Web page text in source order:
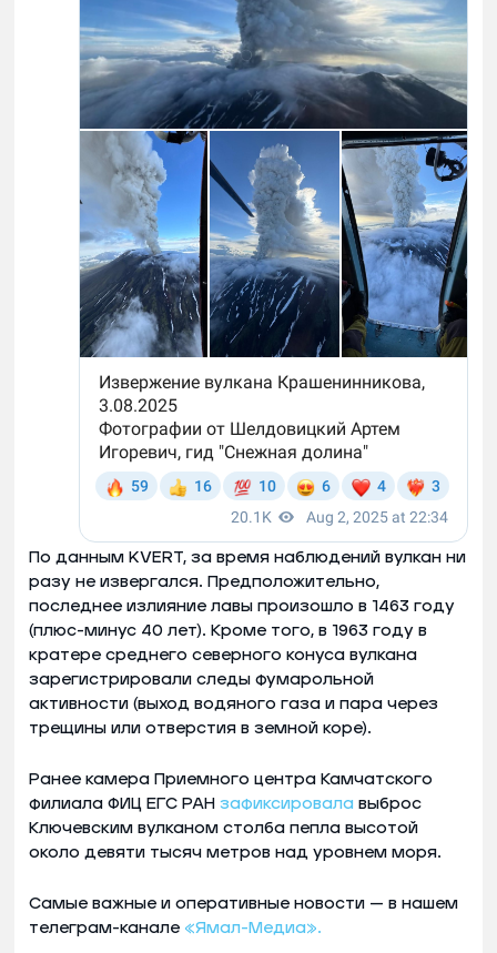
По данным KVERT, за время наблюдений вулкан ни
разу не извергался. Предположительно,
последнее излияние лавы произошло в 1463 году
(плюс-минус 40 лет). Кроме того, в 1963 году в
кратере среднего северного конуса вулкана
зарегистрировали следы фумарольной
активности (выход водяного газа и пара через
трещины или отверстия в земной коре).
Ранее камера Приемного центра Камчатского
филиала ФИЦ ЕГС РАН зафиксировала выброс
Ключевским вулканом столба пепла высотой
около девяти тысяч метров над уровнем моря.
Самые важные и оперативные новости — в нашем
телеграм-канале «Ямал-Медиа».